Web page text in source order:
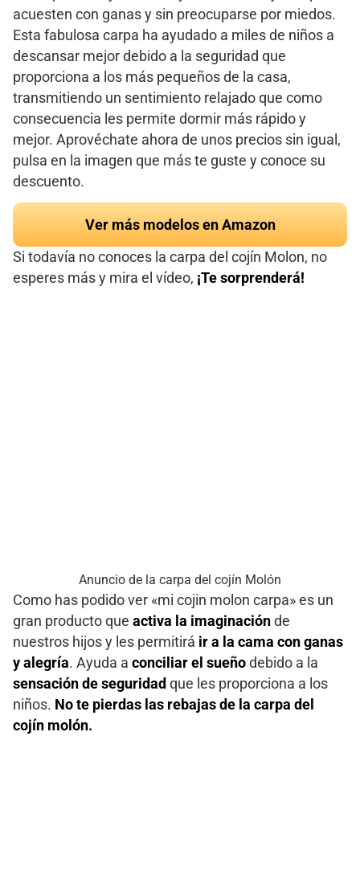
acuesten con ganas y sin preocuparse por miedos.
Esta fabulosa carpa ha ayudado a miles de niños a
descansar mejor debido a la seguridad que
proporciona a los más pequeños de la casa,
transmitiendo un sentimiento relajado que como
consecuencia les permite dormir más rápido y
mejor. Aprovéchate ahora de unos precios sin igual,
pulsa en la imagen que más te guste y conoce su
descuento.
Ver más modelos en Amazon
Si todavía no conoces la carpa del cojín Molon, no
esperes más y mira el vídeo, ¡Te sorprenderá!
Anuncio de la carpa del cojín Molón
Como has podido ver «mi cojin molon carpa» es un
gran producto que activa la imaginación de
nuestros hijos y les permitirá ir a la cama con ganas
y alegría. Ayuda a conciliar el sueño debido a la
sensación de seguridad que les proporciona a los
niños. No te pierdas las rebajas de la carpa del
cojín molón.